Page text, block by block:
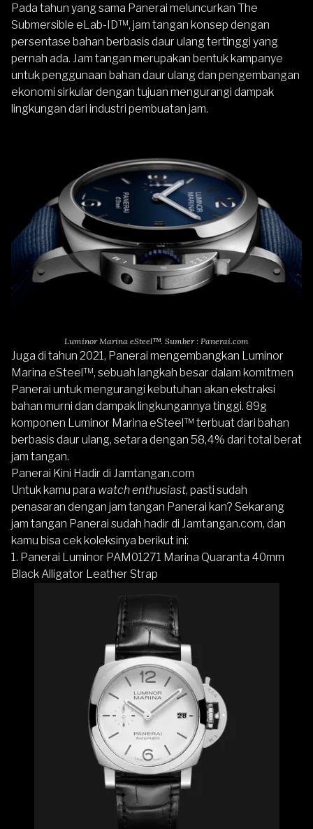
Pada tahun yang sama Panerai meluncurkan The
Submersible eLab-ID™, jam tangan konsep dengan
persentase bahan berbasis daur ulang tertinggi yang
pernah ada. Jam tangan merupakan bentuk kampanye
untuk penggunaan bahan daur ulang dan pengembangan
ekonomi sirkular dengan tujuan mengurangi dampak
lingkungan dari industri pembuatan jam.
Luminor Marina eSteel™. Sumber : Panerai.com
Juga di tahun 2021, Panerai mengembangkan Luminor
Marina eSteel™, sebuah langkah besar dalam komitmen
Panerai untuk mengurangi kebutuhan akan ekstraksi
bahan murni dan dampak lingkungannya tinggi. 89g
komponen Luminor Marina eSteel™ terbuat dari bahan
berbasis daur ulang, setara dengan 58,4% dari total berat
jam tangan.
Panerai Kini Hadir di Jamtangan.com
Untuk kamu para watch enthusiast, pasti sudah
penasaran dengan jam tangan Panerai kan? Sekarang
jam tangan Panerai sudah hadir di Jamtangan.com, dan
kamu bisa cek koleksinya berikut ini:
1. Panerai Luminor PAM01271 Marina Quaranta 40mm
Black Alligator Leather Strap